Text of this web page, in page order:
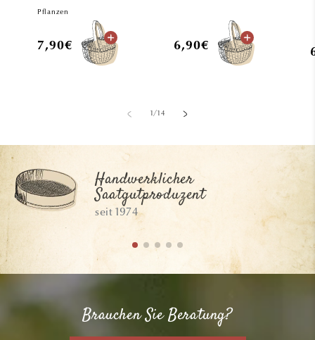
Pflanzen
Normaler
7,90€
Normaler
6,90€
1/von
14
Handwerklicher
Saatgutproduzent
seit 1974
Brauchen Sie Beratung?